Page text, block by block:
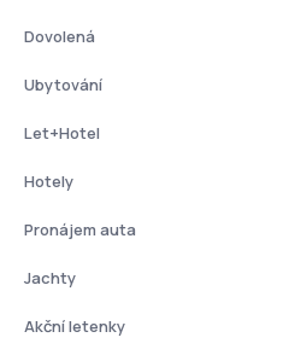
Dovolená
Ubytování
Let+Hotel
Hotely
Pronájem auta
Jachty
Akční letenky